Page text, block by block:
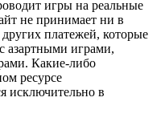
игры на реальные
не принимает ни в
платежей, которые
азартными играми,
Какие-либо
ресурсе
исключительно в